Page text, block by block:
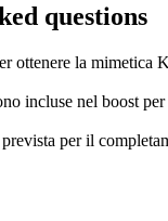
questions
ottenere la mimetica
incluse nel boost
per il